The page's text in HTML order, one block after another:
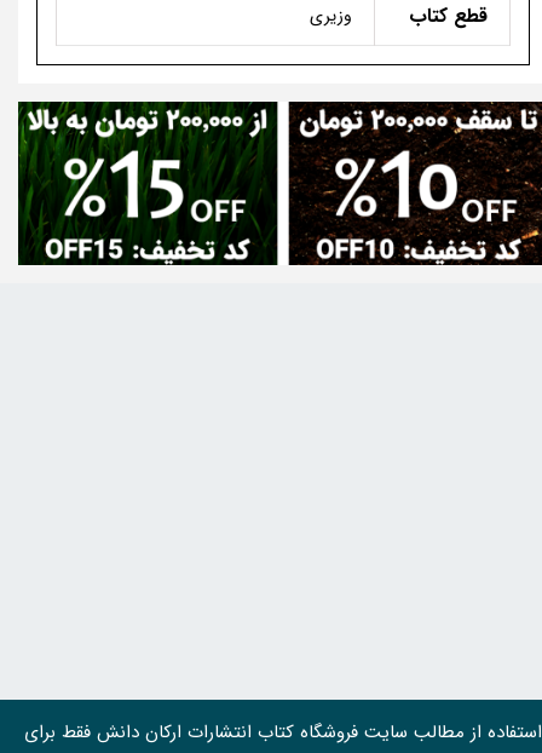
قطع کتاب وزیری
استفاده از مطالب سايت فروشگاه کتاب انتشارات ارکان دانش فقط برای